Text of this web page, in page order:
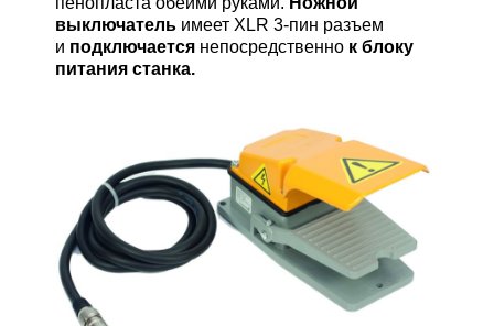
выключатель имеет XLR 3-пин разъем
и подключается непосредственно к блоку
питания станка.